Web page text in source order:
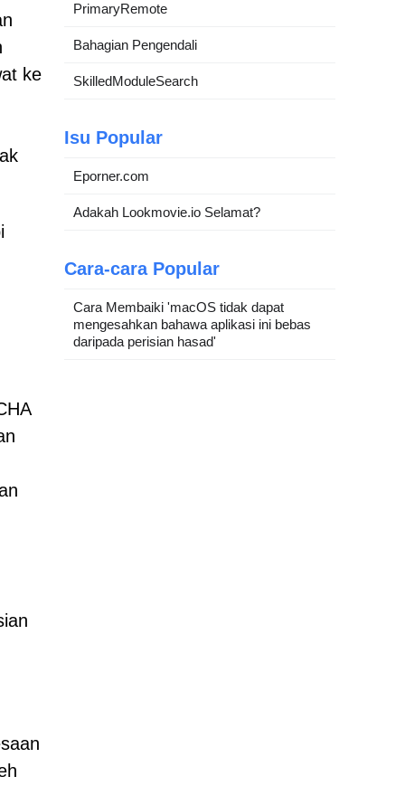
ke
PrimaryRemote
Bahagian Pengendali
SkilledModuleSearch
Isu Popular
Eporner.com
Adakah Lookmovie.io Selamat?
Cara-cara Popular
Cara Membaiki 'macOS tidak dapat
mengesahkan bahawa aplikasi ini bebas
daripada perisian hasad'